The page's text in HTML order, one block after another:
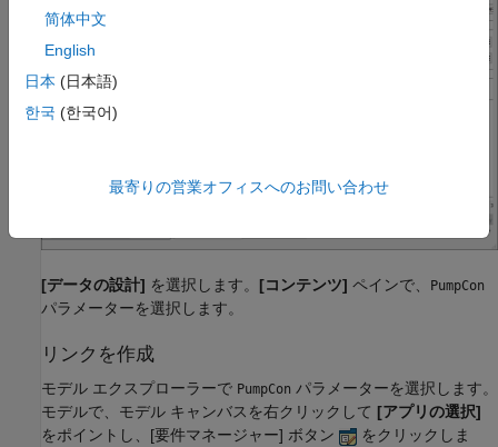
[データの設計] を選択します。 [コンテンツ] ペインで、 PumpCon
パラメーターを選択します。
リンクを作成
モデル エクスプローラーで PumpCon パラメーターを選択します。
モデルで、モデル キャンバスを右クリックして [アプリの選択]
をポイントし、[要件マネージャー] ボタン
をクリックしま
简体中文
English
日本 (日本語)
한국 (한국어)
最寄りの営業オフィスへのお問い合わせ